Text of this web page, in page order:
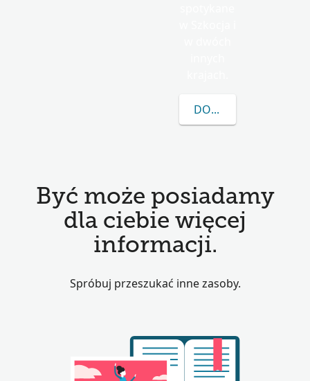
DOWIEDZ SIĘ
Być może posiadamy
dla ciebie więcej
informacji.
Spróbuj przeszukać inne zasoby.